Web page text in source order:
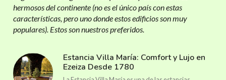
hermosos del continente (no es el único país con estas
características, pero uno donde estos edificios son muy
populares). Estos son nuestros preferidos.
Estancia Villa María: Comfort y Lujo en
Ezeiza Desde 1780